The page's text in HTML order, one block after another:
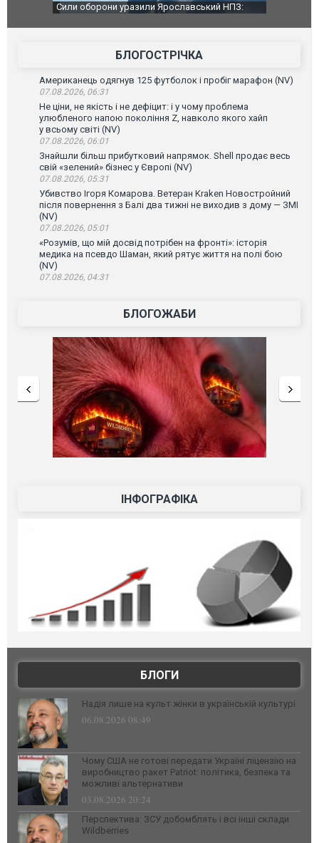
Сили оборони уразили Ярославський НПЗ:
губернатор регіону заявив про наймасштабнішу
атаку. ВІДЕО
Неймар
БЛОГОСТРІЧКА
Американець одягнув 125 футболок і пробіг марафон (NV)
07.08.2026, 06:31
Не ціни, не якість і не дефіцит: і у чому проблема
улюбленого напою покоління Z, навколо якого хайп
у всьому світі (NV)
07.08.2026, 06:01
Знайшли більш прибутковий напрямок. Shell продає весь
свій «зелений» бізнес у Європі (NV)
07.08.2026, 05:31
Убивство Ігоря Комарова. Ветеран Kraken Новостройний
після повернення з Балі два тижні не виходив з дому — ЗМІ
(NV)
07.08.2026, 05:01
«Розумів, що мій досвід потрібен на фронті»: історія
медика на псевдо Шаман, який рятує життя на полі бою
(NV)
07.08.2026, 04:31
БЛОГОЖАБИ
ІНФОГРАФІКА
БЛОГИ
Надія лише на культ жінки в українській культурі
06.08.2026 08:49
Чому США не готові передати Україні ліцензію на
виробництво ракет Patriot: політика, безпека та
можливі альтернативи
03.08.2026 20:24
Перспектива: ЗСУ добомблять і всі інші склади
Wildberries